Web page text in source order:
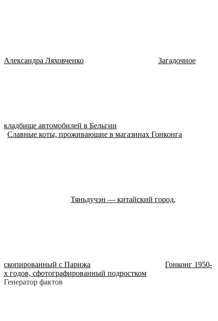
Александра Ляховченко Загадочное
кладбище автомобилей в Бельгии
Славные коты, проживающие в магазинах Гонконга
Тяньдучэн — китайский город,
скопированный с Парижа
Гонконг 1950-
х годов, сфотографированный подростком
Генератор фактов